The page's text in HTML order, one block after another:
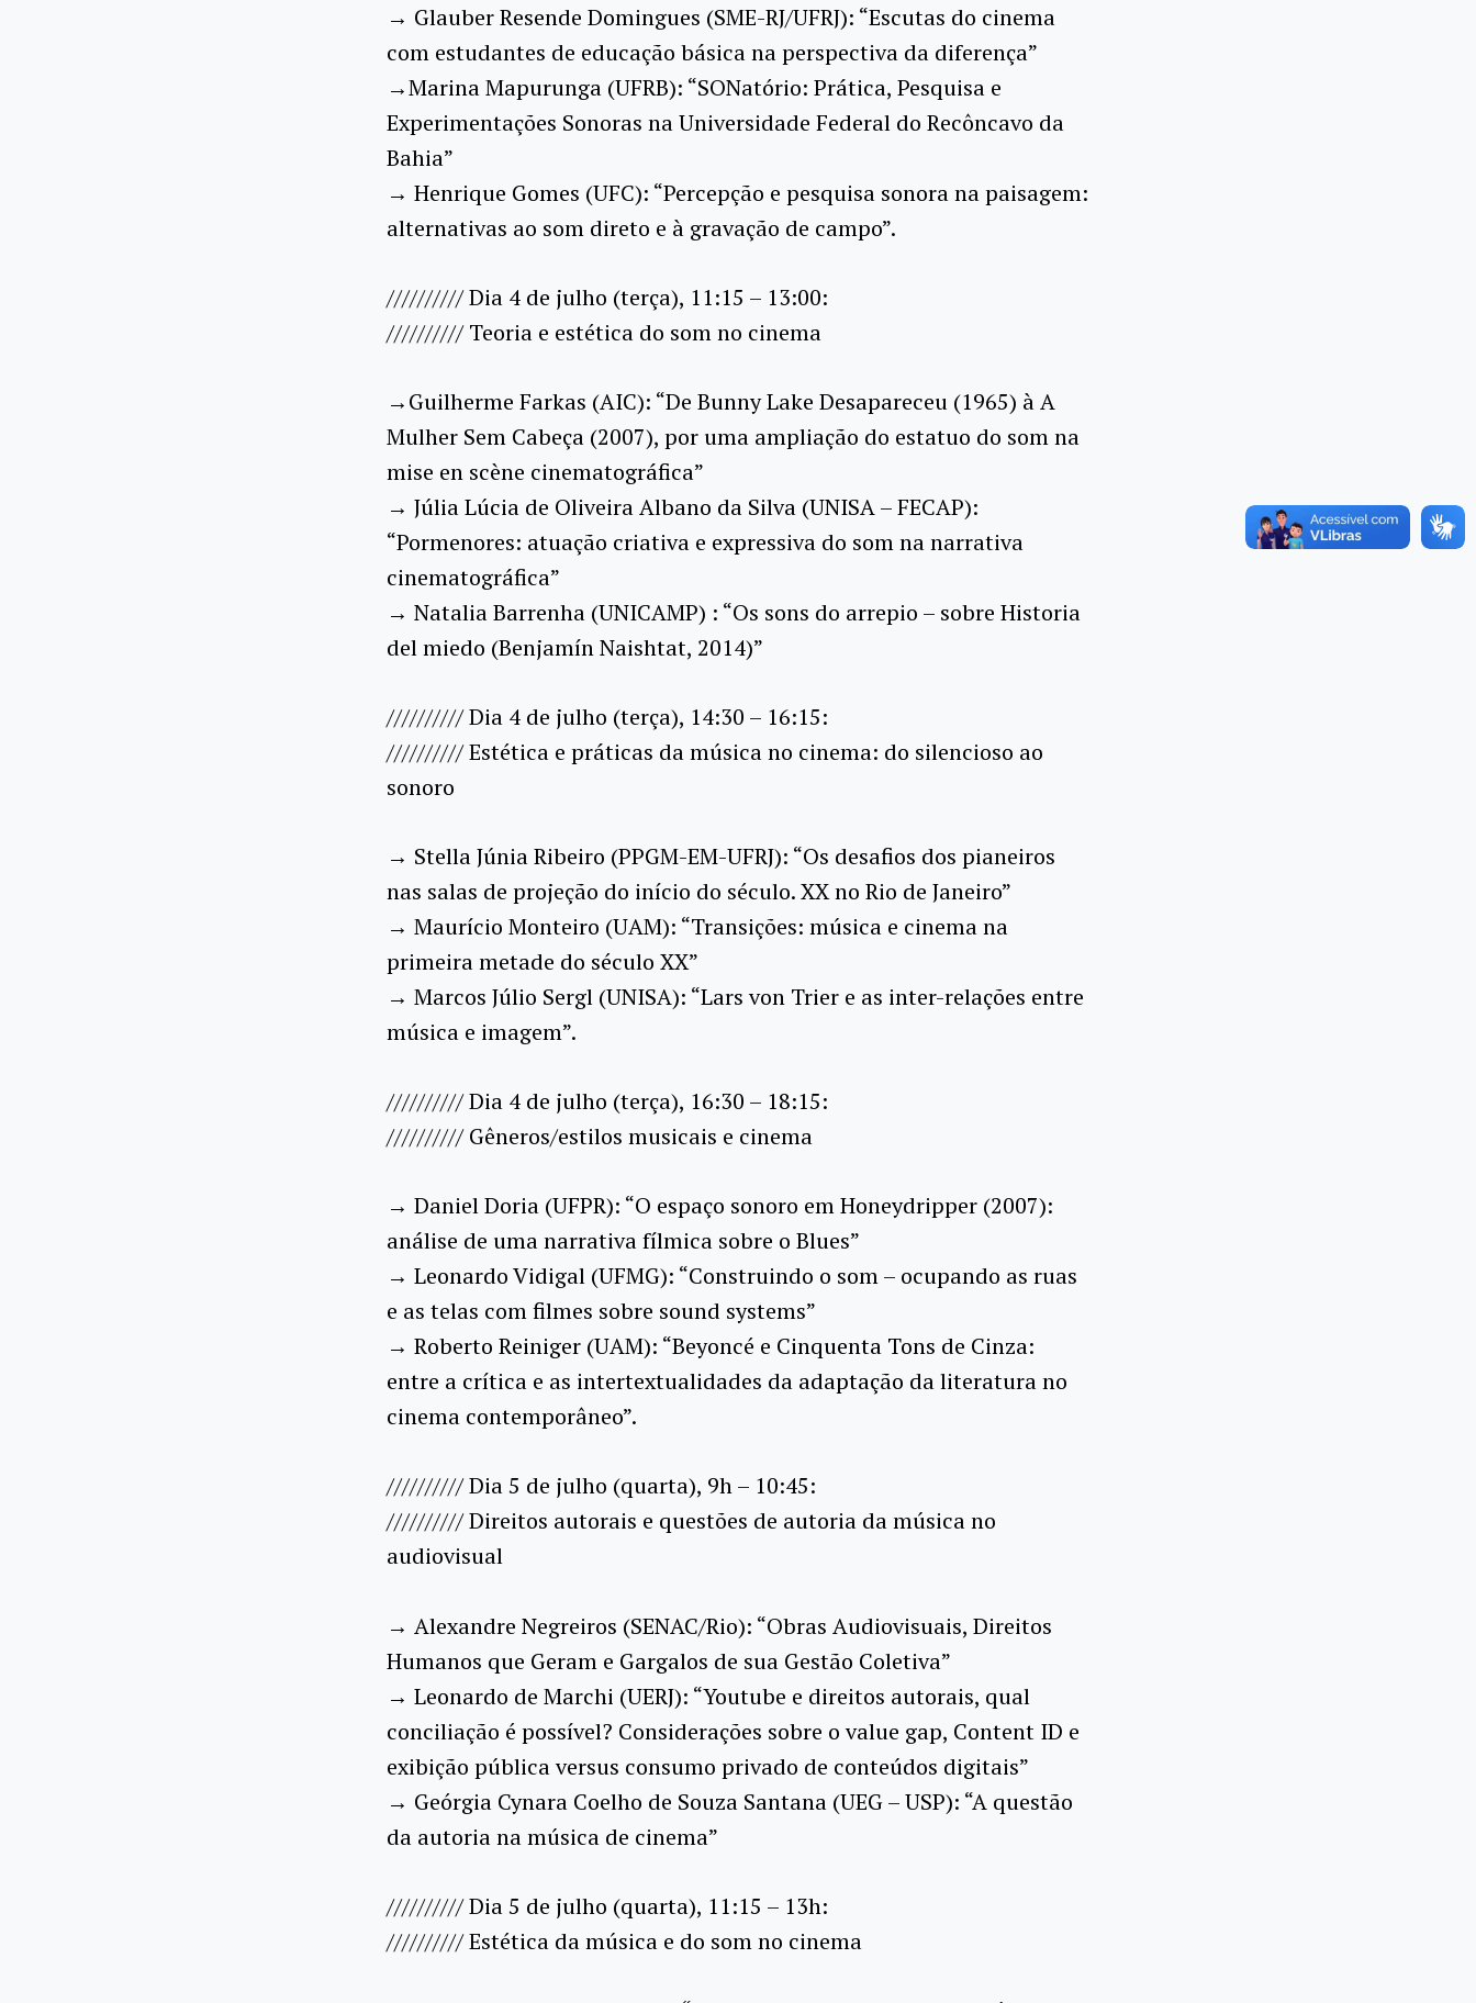
→ Glauber Resende Domingues (SME-RJ/UFRJ): “Escutas do cinema
com estudantes de educação básica na perspectiva da diferença”
→Marina Mapurunga (UFRB): “SONatório: Prática, Pesquisa e
Experimentações Sonoras na Universidade Federal do Recôncavo da
Bahia”
→ Henrique Gomes (UFC): “Percepção e pesquisa sonora na paisagem:
alternativas ao som direto e à gravação de campo”.
////////// Dia 4 de julho (terça), 11:15 – 13:00:
////////// Teoria e estética do som no cinema
→Guilherme Farkas (AIC): “De Bunny Lake Desapareceu (1965) à A
Mulher Sem Cabeça (2007), por uma ampliação do estatuo do som na
mise en scène cinematográfica”
→ Júlia Lúcia de Oliveira Albano da Silva (UNISA – FECAP):
“Pormenores: atuação criativa e expressiva do som na narrativa
cinematográfica”
→ Natalia Barrenha (UNICAMP) : “Os sons do arrepio – sobre Historia
del miedo (Benjamín Naishtat, 2014)”
////////// Dia 4 de julho (terça), 14:30 – 16:15:
////////// Estética e práticas da música no cinema: do silencioso ao
sonoro
→ Stella Júnia Ribeiro (PPGM-EM-UFRJ): “Os desafios dos pianeiros
nas salas de projeção do início do século. XX no Rio de Janeiro”
→ Maurício Monteiro (UAM): “Transições: música e cinema na
primeira metade do século XX”
→ Marcos Júlio Sergl (UNISA): “Lars von Trier e as inter-relações entre
música e imagem”.
////////// Dia 4 de julho (terça), 16:30 – 18:15:
////////// Gêneros/estilos musicais e cinema
→ Daniel Doria (UFPR): “O espaço sonoro em Honeydripper (2007):
análise de uma narrativa fílmica sobre o Blues”
→ Leonardo Vidigal (UFMG): “Construindo o som – ocupando as ruas
e as telas com filmes sobre sound systems”
→ Roberto Reiniger (UAM): “Beyoncé e Cinquenta Tons de Cinza:
entre a crítica e as intertextualidades da adaptação da literatura no
cinema contemporâneo”.
////////// Dia 5 de julho (quarta), 9h – 10:45:
////////// Direitos autorais e questões de autoria da música no
audiovisual
→ Alexandre Negreiros (SENAC/Rio): “Obras Audiovisuais, Direitos
Humanos que Geram e Gargalos de sua Gestão Coletiva”
→ Leonardo de Marchi (UERJ): “Youtube e direitos autorais, qual
conciliação é possível? Considerações sobre o value gap, Content ID e
exibição pública versus consumo privado de conteúdos digitais”
→ Geórgia Cynara Coelho de Souza Santana (UEG – USP): “A questão
da autoria na música de cinema”
////////// Dia 5 de julho (quarta), 11:15 – 13h:
////////// Estética da música e do som no cinema